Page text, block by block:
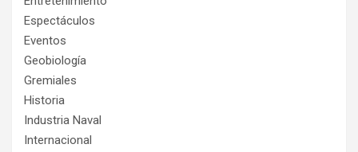
Espectáculos
Eventos
Geobiología
Gremiales
Historia
Industria Naval
Internacional